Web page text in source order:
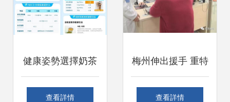
健康姿勢選擇奶茶
餓了么首批飲品營
查看詳情
梅州伸出援手 重特
大疾病困難家庭可
查看詳情